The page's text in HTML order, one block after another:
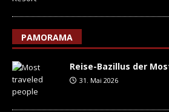
PAMORAMA
Reise-Bazillus der
31. Mai 2026